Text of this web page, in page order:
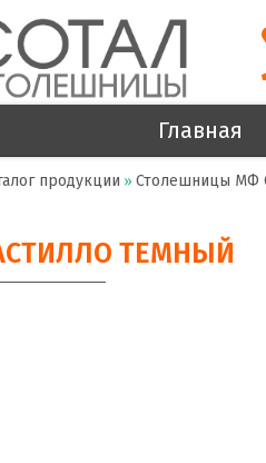
Главная
продукции » Столешницы МФ
ТЕМНЫЙ